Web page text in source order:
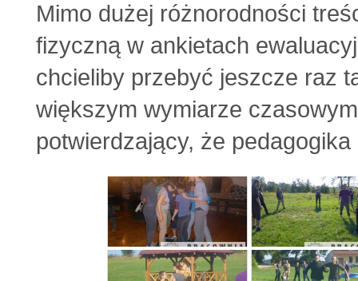
Mimo dużej różnorodności
fizyczną w ankietach
chcieliby przebyć jeszcze raz
większym wymiarze
potwierdzający, że